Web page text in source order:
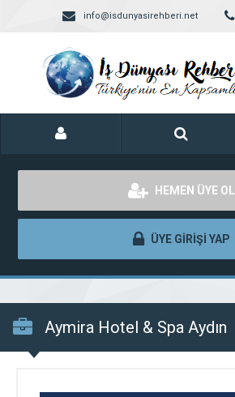
info@isdunyasirehberi.net
HEMEN ÜYE OL
ÜYE GİRİŞİ YAP
Aymira Hotel & Spa Aydın